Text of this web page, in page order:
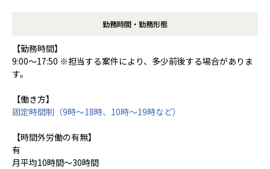
勤務時間・勤務形態
【勤務時間】
9:00～17:50 ※担当する案件により、多少前後する場合がありま
す。
【働き方】
固定時間制（9時～18時、10時～19時など）
【時間外労働の有無】
有
月平均10時間～30時間